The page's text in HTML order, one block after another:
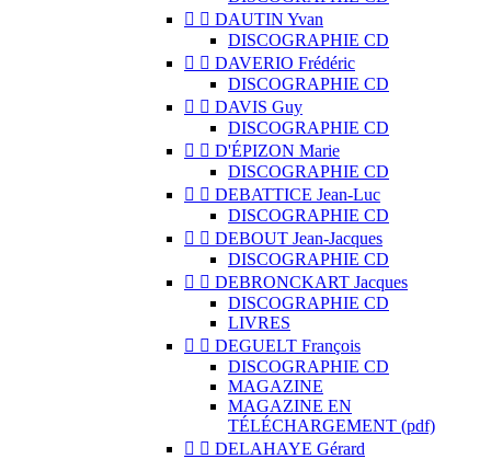
  DAUTIN Yvan
DISCOGRAPHIE CD
  DAVERIO Frédéric
DISCOGRAPHIE CD
  DAVIS Guy
DISCOGRAPHIE CD
  D'ÉPIZON Marie
DISCOGRAPHIE CD
  DEBATTICE Jean-Luc
DISCOGRAPHIE CD
  DEBOUT Jean-Jacques
DISCOGRAPHIE CD
  DEBRONCKART Jacques
DISCOGRAPHIE CD
LIVRES
  DEGUELT François
DISCOGRAPHIE CD
MAGAZINE
MAGAZINE EN
TÉLÉCHARGEMENT (pdf)
  DELAHAYE Gérard